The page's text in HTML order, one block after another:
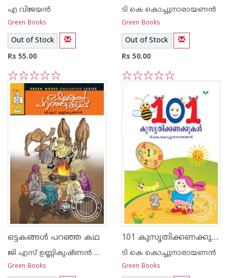
എ വിജയന്‍
Green Books
Out of Stock
Rs 55.00
5
4
3
2
1
ടി കെ കൊച്ചുനാരായണന്‍
Green Books
Out of Stock
Rs 50.00
1
ഒട്ടകങ്ങള്‍ പറഞ്ഞ കഥ
ജി എസ് ഉണ്ണികൃഷ്ണ‌ന്‍ നായര്‍
Green Books
101 കുസൃതിക്കണക്കുകള്‍
ടി കെ കൊച്ചുനാരായണന്‍
Green Books